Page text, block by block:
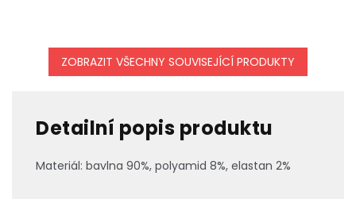
ZOBRAZIT VŠECHNY SOUVISEJÍCÍ PRODUKTY
Detailní popis produktu
Materiál: bavlna 90%, polyamid 8%, elastan 2%